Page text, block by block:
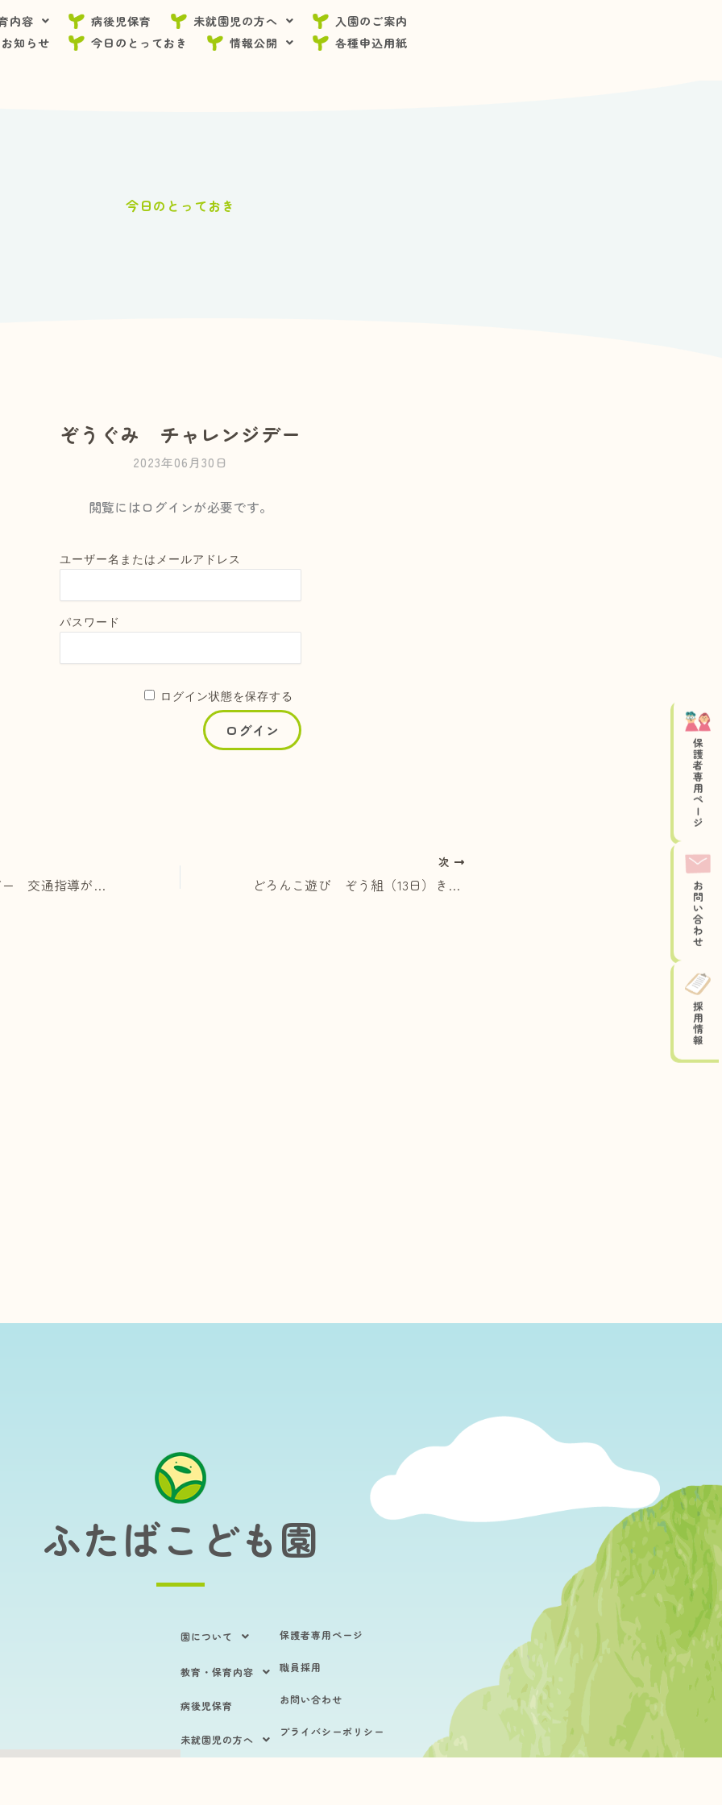
今日のとっておき
内容 病後児保育 未就園児の方へ
入園のご案内
お知らせ
今日のとっておき 情報公開 各種申込用紙
保護者専用ページ
お問い合わせ
採用情報
ぞうぐみ チャレンジデー
2023年06月30日
閲覧にはログインが必要です。
ユーザー名またはメールアドレス
パスワード
ログイン状態を保存する
セーフティリーダー 交通指導がありました
次
どろんこ遊び ぞう組（13日）きりん組（14日）
ふたばこども園
園について
教育・保育内容
病後児保育
未就園児の方へ
保護者専用ページ
職員採用
お問い合わせ
プライバシーポリシー